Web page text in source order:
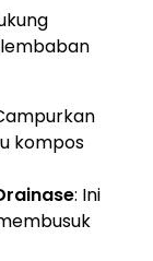
kompos
: Ini